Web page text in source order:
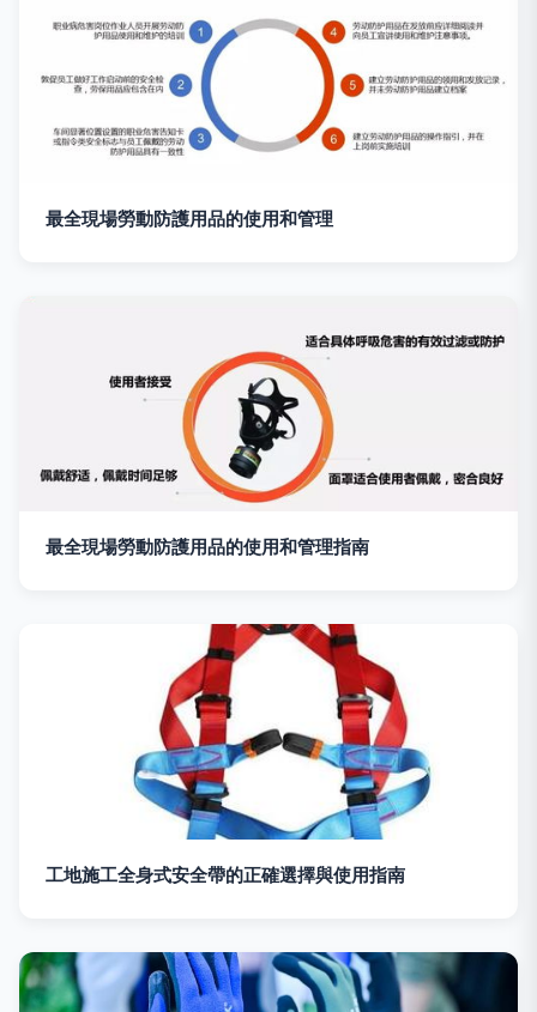
最全現場勞動防護用品的使用和管理
最全現場勞動防護用品的使用和管理指南
工地施工全身式安全帶的正確選擇與使用指南